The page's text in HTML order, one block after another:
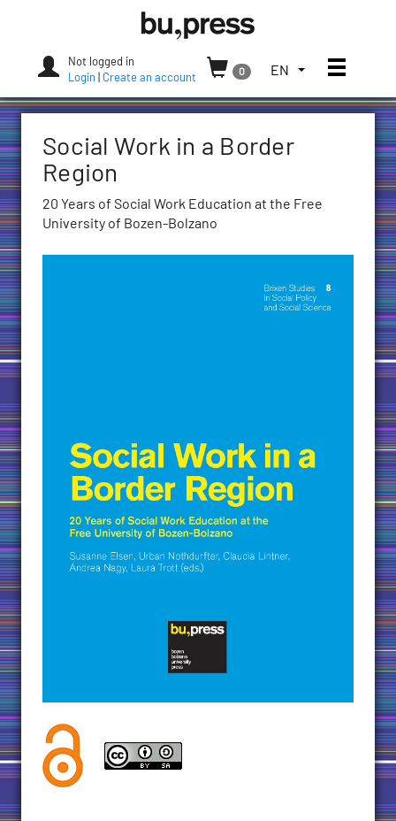
Press
Not logged in
Login
Create an account
0
TOGGLE
LANGUAGE
CURRENT
(UNITED
EN Toggle
Social Work in a Border
Region
20 Years of Social Work Education at the Free
University of Bozen-Bolzano